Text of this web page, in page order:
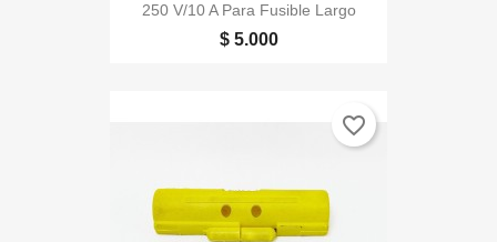
250 V/10 A Para Fusible Largo
$ 5.000
favorite_border